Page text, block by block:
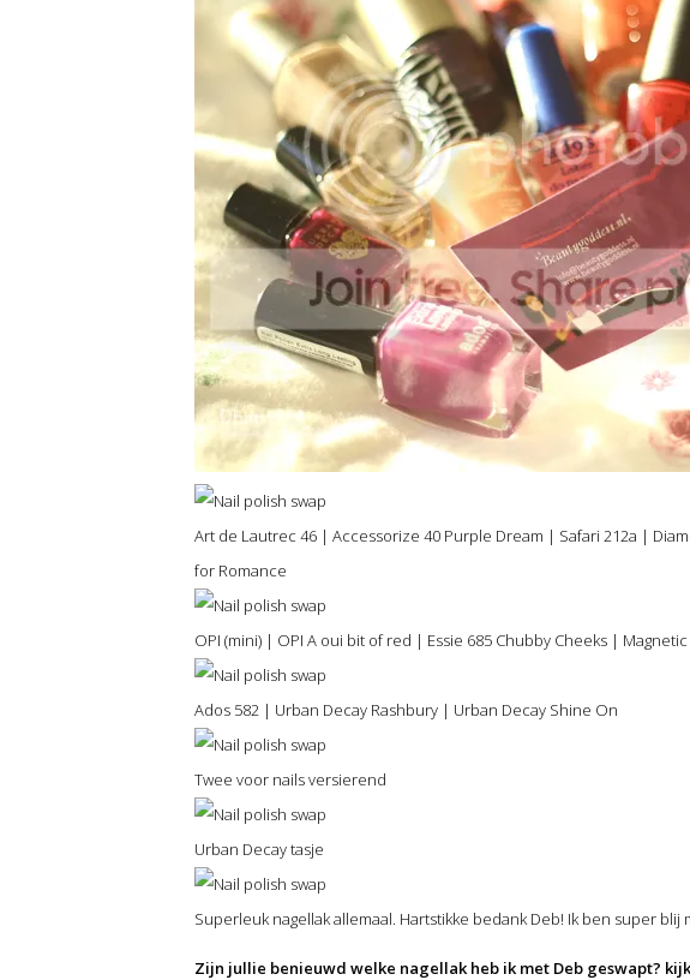
Art de Lautrec 46 | Accessorize 40 Purple Dream | Safari 212a |
for Romance
OPI (mini) | OPI A oui bit of red | Essie 685 Chubby Cheeks |
Ados 582 | Urban Decay Rashbury | Urban Decay Shine On
Twee voor nails versierend
Urban Decay tasje
Superleuk nagellak allemaal. Hartstikke bedank Deb! Ik ben super blij
Zijn jullie benieuwd welke nagellak heb ik met Deb geswapt?